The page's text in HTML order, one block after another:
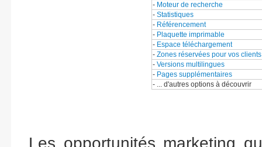
- Moteur de recherche
- Statistiques
- Référencement
- Plaquette imprimable
- Espace téléchargement
- Zones réservées pour vos clients
- Versions multilingues
- Pages supplémentaires
- ... d'autres options à découvrir
Les opportunités marketing